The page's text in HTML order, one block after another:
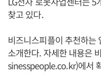
찾고 있다.
비즈니스피플이 추천하는
소개한다. 자세한 내용은
sinesspeople.co.kr)에서